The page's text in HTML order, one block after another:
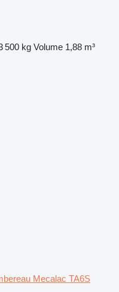
500 kg Volume 1,88 m³
Mecalac TA6S